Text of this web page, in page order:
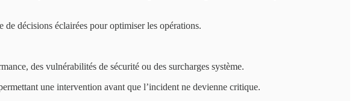
décisions éclairées pour optimiser les opérations.
des vulnérabilités de sécurité ou des surcharges système.
une intervention avant que l’incident ne devienne critique.